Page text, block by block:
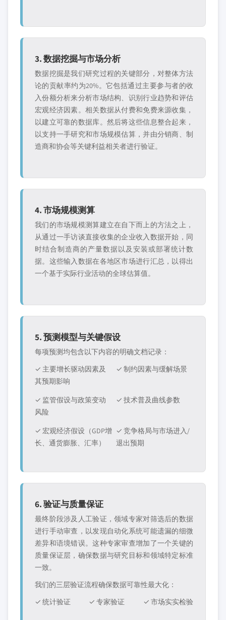
3. 数据挖掘与市场分析
数据挖掘是我们研究过程的关键部分，对整体方法
论的贡献率约为20%。它包括通过主要参与者的收
入份额分析来分析市场结构、识别行业趋势和评估
宏观经济因素。相关数据从付费和免费来源收集，
以建立可靠的数据库。然后将这些信息整合起来，
以支持一手研究和市场规模估算，并由分销商、制
造商和协会等关键利益相关者进行验证。
4. 市场规模测算
我们的市场规模测算建立在自下而上的方法之上，
从通过一手访谈直接收集的企业收入数据开始，同
时结合制造商的产量数据以及安装或部署统计数
据。这些输入数据在各地区市场进行汇总，以得出
一个基于实际行业活动的全球估算值。
5. 预测模型与关键假设
每项预测均包含以下内容的明确文档记录：
✓ 主要增长驱动因素及
其预期影响
✓ 制约因素与缓解场景
✓ 监管假设与政策变动
风险
✓ 技术普及曲线参数
✓ 宏观经济假设（GDP增
长、通货膨胀、汇率）
✓ 竞争格局与市场进入/
退出预期
6. 验证与质量保证
最终阶段涉及人工验证，领域专家对筛选后的数据
进行手动审查，以发现自动化系统可能遗漏的细微
差异和语境错误。这种专家审查增加了一个关键的
质量保证层，确保数据与研究目标和领域特定标准
一致。
我们的三层验证流程确保数据可靠性最大化：
✓ 统计验证
✓ 专家验证 ✓ 市场实实检验